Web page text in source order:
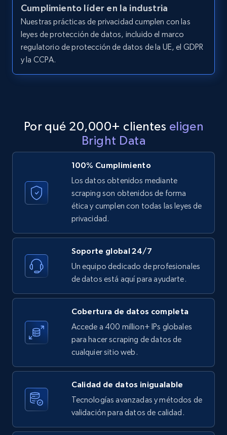
Zillow properties listing information
Zpid, City, State, HomeStatus, Address,
IsListingClaimedByCurrentSignedInUser,
IsCurrentSignedInAgentResponsible, Bedrooms,
Zillow properties listing information -
Discover by custom filters - location, home
type and status
Zpid, City, State, HomeStatus, Address,
IsListingClaimedByCurrentSignedInUser,
and more.
12K+ 1.3K+ Prueba gratuita
Zillow properties listing information -
Search by parameters on zillow and use the
direct link as input
Zpid, City, State, HomeStatus, Address,
IsListingClaimedByCurrentSignedInUser,
and more.
1.3K+ Prueba gratuita
Cumplimiento líder en la industria
Nuestras prácticas de privacidad cumplen con las
leyes de protección de datos, incluido el marco
regulatorio de protección de datos de la UE, el GDPR
y la CCPA.
Por qué 20,000+ clientes eligen
Bright Data
100% Cumplimiento
Los datos obtenidos mediante
scraping son obtenidos de forma
ética y cumplen con todas las leyes de
privacidad.
Soporte global 24/7
Un equipo dedicado de profesionales
de datos está aquí para ayudarte.
Cobertura de datos completa
Accede a 400 million+ IPs globales
para hacer scraping de datos de
cualquier sitio web.
Calidad de datos inigualable
Tecnologías avanzadas y métodos de
validación para datos de calidad.